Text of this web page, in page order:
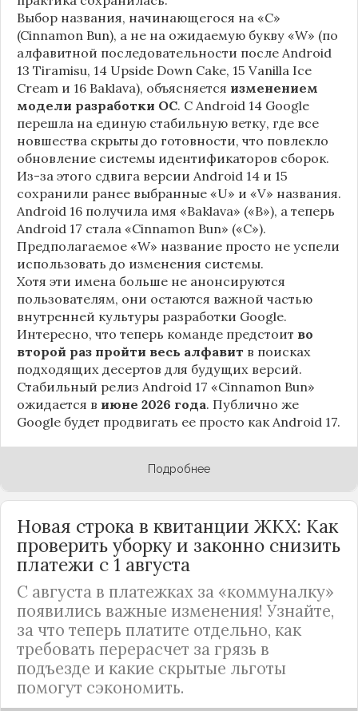
Выбор названия, начинающегося на «C»
(Cinnamon Bun), а не на ожидаемую букву «W» (по
алфавитной последовательности после Android
13 Tiramisu, 14 Upside Down Cake, 15 Vanilla Ice
Cream и 16 Baklava), объясняется изменением
модели разработки ОС. С Android 14 Google
перешла на единую стабильную ветку, где все
новшества скрыты до готовности, что повлекло
обновление системы идентификаторов сборок.
Из-за этого сдвига версии Android 14 и 15
сохранили ранее выбранные «U» и «V» названия.
Android 16 получила имя «Baklava» («B»), а теперь
Android 17 стала «Cinnamon Bun» («C»).
Предполагаемое «W» название просто не успели
использовать до изменения системы.
Хотя эти имена больше не анонсируются
пользователям, они остаются важной частью
внутренней культуры разработки Google.
Интересно, что теперь команде предстоит во
второй раз пройти весь алфавит в поисках
подходящих десертов для будущих версий.
Стабильный релиз Android 17 «Cinnamon Bun»
ожидается в июне 2026 года. Публично же
Google будет продвигать ее просто как Android 17.
Подробнее
Новая строка в квитанции ЖКХ: Как
проверить уборку и законно снизить
платежи с 1 августа
С августа в платежках за «коммуналку»
появились важные изменения! Узнайте,
за что теперь платите отдельно, как
требовать перерасчет за грязь в
подъезде и какие скрытые льготы
помогут сэкономить.